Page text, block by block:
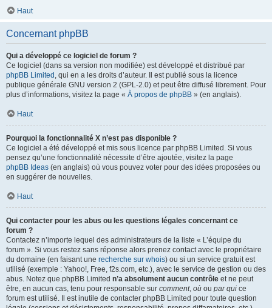
Haut
Concernant phpBB
Qui a développé ce logiciel de forum ?
Ce logiciel (dans sa version non modifiée) est développé et distribué par
phpBB Limited , qui en a les droits d’auteur. Il est publié sous la licence
publique générale GNU version 2 (GPL-2.0) et peut être diffusé librement. Pour
plus d’informations, visitez la page « À propos de phpBB » (en anglais).
Haut
Pourquoi la fonctionnalité X n’est pas disponible ?
Ce logiciel a été développé et mis sous licence par phpBB Limited. Si vous
pensez qu’une fonctionnalité nécessite d’être ajoutée, visitez la page
phpBB Ideas (en anglais) où vous pouvez voter pour des idées proposées ou
en suggérer de nouvelles.
Haut
Qui contacter pour les abus ou les questions légales concernant ce
forum ?
Contactez n’importe lequel des administrateurs de la liste « L’équipe du
forum ». Si vous restez sans réponse alors prenez contact avec le propriétaire
du domaine (en faisant une recherche sur whois) ou si un service gratuit est
utilisé (exemple : Yahoo!, Free, f2s.com, etc.), avec le service de gestion ou des
abus. Notez que phpBB Limited n’a absolument aucun contrôle et ne peut
être, en aucun cas, tenu pour responsable sur comment, où ou par qui ce
forum est utilisé. Il est inutile de contacter phpBB Limited pour toute question